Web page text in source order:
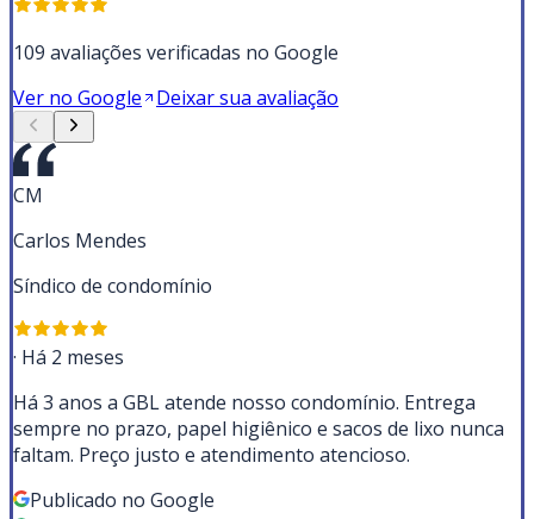
109 avaliações verificadas no Google
Ver no Google
Deixar sua avaliação
CM
Carlos Mendes
Síndico de condomínio
· Há 2 meses
Há 3 anos a GBL atende nosso condomínio. Entrega
sempre no prazo, papel higiênico e sacos de lixo nunca
faltam. Preço justo e atendimento atencioso.
Publicado no Google